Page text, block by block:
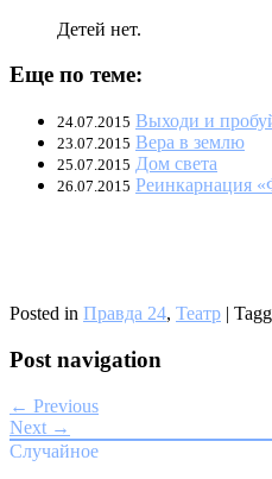
Детей нет.
Еще по теме:
24.07.2015 Выходи и
23.07.2015 Вера в землю
25.07.2015 Дом света
26.07.2015 Реинкарнация
Posted in Правда 24, Театр |
Post navigation
← Previous
Next →
Случайное